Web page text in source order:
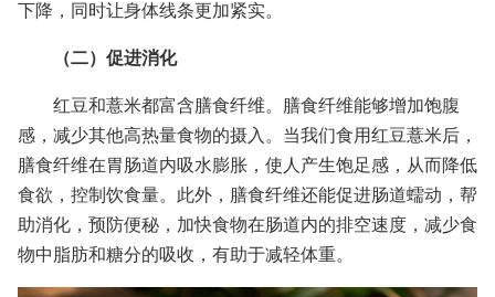
下降，同时让身体线条更加紧实。
（二）促进消化
红豆和薏米都富含膳食纤维。膳食纤维能够增加饱腹
感，减少其他高热量食物的摄入。当我们食用红豆薏米后，
膳食纤维在胃肠道内吸水膨胀，使人产生饱足感，从而降低
食欲，控制饮食量。此外，膳食纤维还能促进肠道蠕动，帮
助消化，预防便秘，加快食物在肠道内的排空速度，减少食
物中脂肪和糖分的吸收，有助于减轻体重。